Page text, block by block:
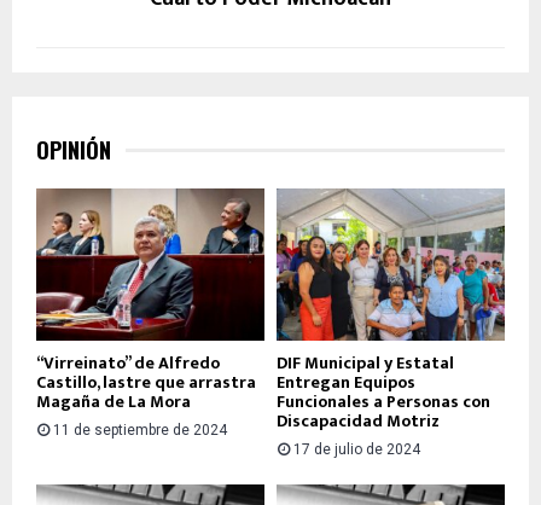
OPINIÓN
“Virreinato” de Alfredo
Castillo, lastre que arrastra
Magaña de La Mora
11 de septiembre de 2024
DIF Municipal y Estatal
Entregan Equipos
Funcionales a Personas con
Discapacidad Motriz
17 de julio de 2024